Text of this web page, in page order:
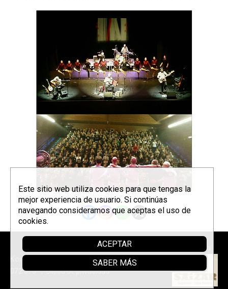
Korrontzi © 2026 - Tel. (+34) 618
072 076 -Política de privacidad
Patrocina
Este sitio web utiliza cookies para que tengas la
mejor experiencia de usuario. Si continúas
navegando consideramos que aceptas el uso de
cookies.
ACEPTAR
SABER MÁS